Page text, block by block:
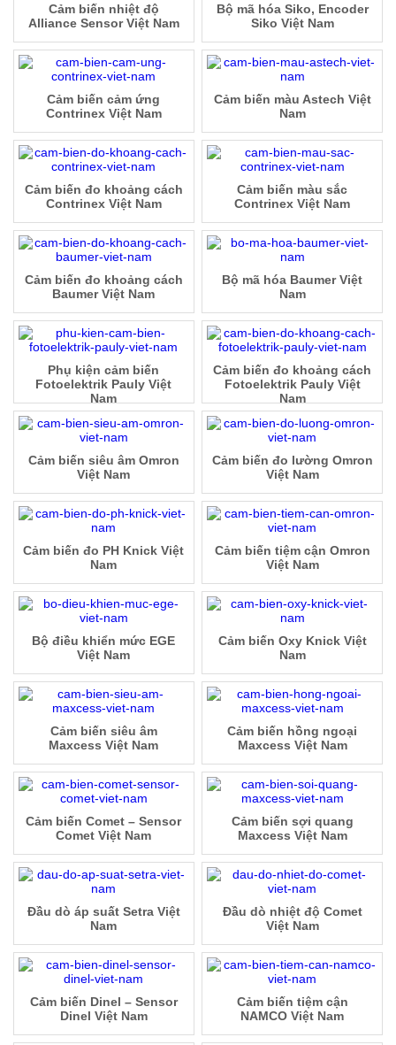
Bộ mã hóa Siko, Encoder
Siko Việt Nam
Cảm biến nhiệt độ
Alliance Sensor Việt Nam
Cảm biến màu Astech Việt
Nam
Cảm biến cảm ứng
Contrinex Việt Nam
Cảm biến màu sắc
Contrinex Việt Nam
Cảm biến đo khoảng cách
Contrinex Việt Nam
Bộ mã hóa Baumer Việt
Nam
Cảm biến đo khoảng cách
Baumer Việt Nam
Cảm biến đo khoảng cách
Fotoelektrik Pauly Việt
Nam
Phụ kiện cảm biến
Fotoelektrik Pauly Việt
Nam
Cảm biến đo lường Omron
Việt Nam
Cảm biến siêu âm Omron
Việt Nam
Cảm biến tiệm cận Omron
Việt Nam
Cảm biến đo PH Knick Việt
Nam
Cảm biến Oxy Knick Việt
Nam
Bộ điều khiển mức EGE
Việt Nam
Cảm biến hồng ngoại
Maxcess Việt Nam
Cảm biến siêu âm
Maxcess Việt Nam
Cảm biến sợi quang
Maxcess Việt Nam
Cảm biến Comet – Sensor
Comet Việt Nam
Đầu dò nhiệt độ Comet
Việt Nam
Đầu dò áp suất Setra Việt
Nam
Cảm biến tiệm cận
NAMCO Việt Nam
Cảm biến Dinel – Sensor
Dinel Việt Nam